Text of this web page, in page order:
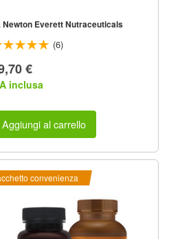
Newton Everett Nutraceuticals
(6)
€
inclusa
Aggiungi al carrello
convenienza